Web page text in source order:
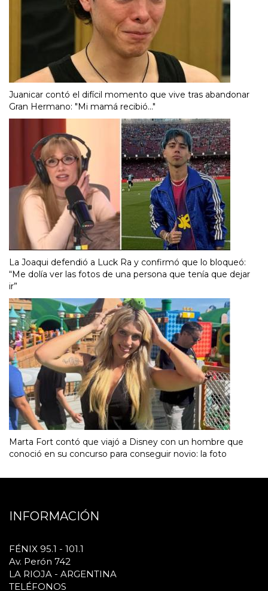
Juanicar contó el difícil momento que vive tras abandonar
Gran Hermano: "Mi mamá recibió..."
La Joaqui defendió a Luck Ra y confirmó que lo bloqueó:
“Me dolía ver las fotos de una persona que tenía que dejar
ir”
Marta Fort contó que viajó a Disney con un hombre que
conoció en su concurso para conseguir novio: la foto
INFORMACIÓN
FÉNIX 95.1 - 101.1
Av. Perón 742
LA RIOJA - ARGENTINA
TELÉFONOS